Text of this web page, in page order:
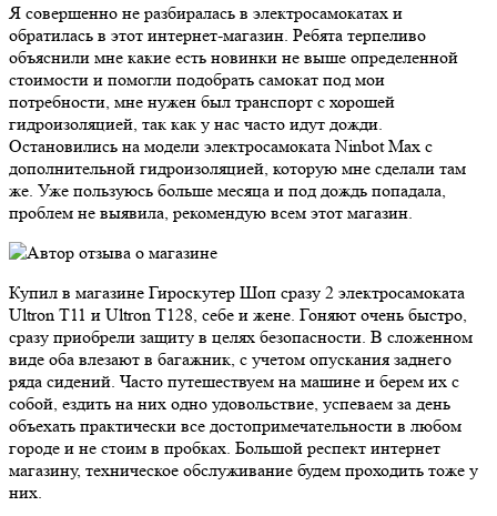
Я совершенно не разбиралась в электросамокатах и
обратилась в этот интернет-магазин. Ребята терпеливо
объяснили мне какие есть новинки не выше определенной
стоимости и помогли подобрать самокат под мои
потребности, мне нужен был транспорт с хорошей
гидроизоляцией, так как у нас часто идут дожди.
Остановились на модели электросамоката Ninbot Max с
дополнительной гидроизоляцией, которую мне сделали там
же. Уже пользуюсь больше месяца и под дождь попадала,
проблем не выявила, рекомендую всем этот магазин.
Купил в магазине Гироскутер Шоп сразу 2 электросамоката
Ultron T11 и Ultron T128, себе и жене. Гоняют очень быстро,
сразу приобрели защиту в целях безопасности. В сложенном
виде оба влезают в багажник, с учетом опускания заднего
ряда сидений. Часто путешествуем на машине и берем их с
собой, ездить на них одно удовольствие, успеваем за день
объехать практически все достопримечательности в любом
городе и не стоим в пробках. Большой респект интернет
магазину, техническое обслуживание будем проходить тоже у
них.